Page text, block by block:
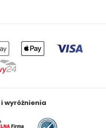
wyróżnienia